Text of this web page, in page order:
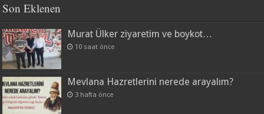
Son Eklenen
Murat Ülker ziyaretim ve boykot…
10 saat önce
Mevlana Hazretlerini nerede arayalım?
3 hafta önce